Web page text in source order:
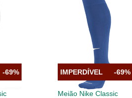
-69%
Meião Nike Classic
IMPERDÍVEL -69%